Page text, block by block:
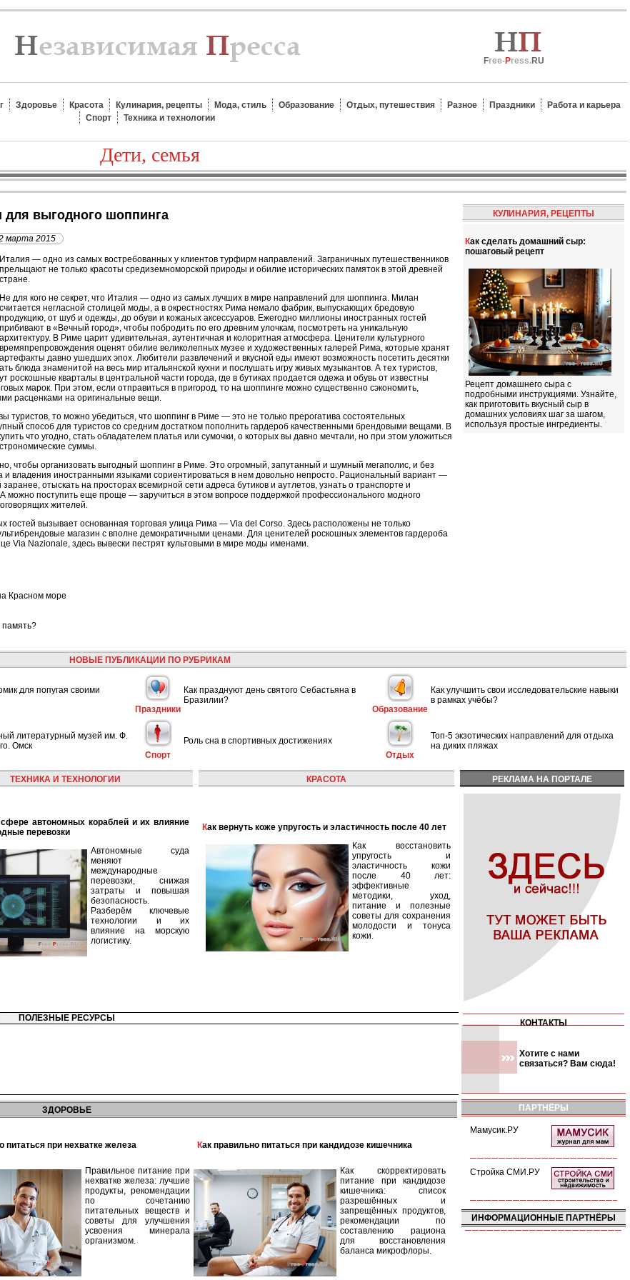
Free-Press.RU
Здоровье Красота Кулинария, рецепты Мода, стиль Образование Отдых, путешествия Разное Праздники
Работа и карьера
Спорт
Техника и технологии
Дети, семья
для выгодного шоппинга
марта 2015
Италия — одно из самых востребованных у клиентов турфирм направлений. Заграничных путешественников
прельщают не только красоты средиземноморской природы и обилие исторических памяток в этой древней
стране.
Не для кого не секрет, что Италия — одно из самых лучших в мире направлений для шоппинга. Милан
считается негласной столицей моды, а в окрестностях Рима немало фабрик, выпускающих бредовую
продукцию, от шуб и одежды, до обуви и кожаных аксессуаров. Ежегодно миллионы иностранных гостей
прибивают в «Вечный город», чтобы побродить по его древним улочкам, посмотреть на уникальную
архитектуру. В Риме царит удивительная, аутентичная и колоритная атмосфера. Ценители культурного
времяпрепровождения оценят обилие великолепных музее и художественных галерей Рима, которые хранят
давно ушедших эпох. Любители развлечений и вкусной еды имеют возможность посетить десятки
блюда знаменитой на весь мир итальянской кухни и послушать игру живых музыкантов. А тех туристов,
роскошные кварталы в центральной части города, где в бутиках продается одежа и обувь от известны
марок. При этом, если отправиться в пригород, то на шоппинге можно существенно сэкономить,
расценками на оригинальные вещи.
туристов, то можно убедиться, что шоппинг в Риме — это не только прерогатива состоятельных
способ для туристов со средним достатком пополнить гардероб качественными брендовыми вещами. В
что угодно, стать обладателем платья или сумочки, о которых вы давно мечтали, но при этом уложиться
суммы.
чтобы организовать выгодный шоппинг в Риме. Это огромный, запутанный и шумный мегаполис, и без
и владения иностранными языками сориентироваться в нем довольно непросто. Рациональный вариант —
отыскать на просторах всемирной сети адреса бутиков и аутлетов, узнать о транспорте и
можно поступить еще проще — заручиться в этом вопросе поддержкой профессионального модного
жителей.
вызывает основанная торговая улица Рима — Via del Corso. Здесь расположены не только
магазин с вполне демократичными ценами. Для ценителей роскошных элементов гардероба
Via Nazionale, здесь вывески пестрят культовыми в мире моды именами.
Красном море
память?
КУЛИНАРИЯ, РЕЦЕПТЫ
Как сделать домашний сыр:
пошаговый рецепт
Рецепт домашнего сыра с
подробными инструкциями. Узнайте,
как приготовить вкусный сыр в
домашних условиях шаг за шагом,
используя простые ингредиенты.
НОВЫЕ ПУБЛИКАЦИИ ПО РУБРИКАМ
для попугая своими
Праздники
Как празднуют день святого Себастьяна в
Бразилии?
Образование
Как улучшить свои исследовательские навыки
в рамках учёбы?
литературный музей им. Ф.
Омск
Спорт
Роль сна в спортивных достижениях
Отдых
Топ-5 экзотических направлений для отдыха
на диких пляжах
ТЕХНИКА И ТЕХНОЛОГИИ
перевозки
Автономные суда
меняют
международные
перевозки, снижая
затраты и повышая
безопасность.
Разберём ключевые
технологии и их
влияние на морскую
логистику.
КРАСОТА
Как вернуть коже упругость и эластичность после 40 лет
Как восстановить
упругость и
эластичность кожи
после 40 лет:
эффективные
методики, уход,
питание и полезные
советы для сохранения
молодости и тонуса
кожи.
РЕКЛАМА НА ПОРТАЛЕ
ПОЛЕЗНЫЕ РЕСУРСЫ КОНТАКТЫ
Хотите с нами
связаться? Вам сюда!
ЗДОРОВЬЕ
питаться при нехватке железа
Правильное питание при
нехватке железа: лучшие
продукты, рекомендации
по сочетанию
питательных веществ и
советы для улучшения
усвоения минерала
организмом.
Как правильно питаться при кандидозе кишечника
Как скорректировать
питание при кандидозе
кишечника: список
разрешённых и
запрещённых продуктов,
рекомендации по
составлению рациона
для восстановления
баланса микрофлоры.
ПАРТНЁРЫ
Мамусик.РУ
Стройка СМИ.РУ
ИНФОРМАЦИОННЫЕ ПАРТНЁРЫ